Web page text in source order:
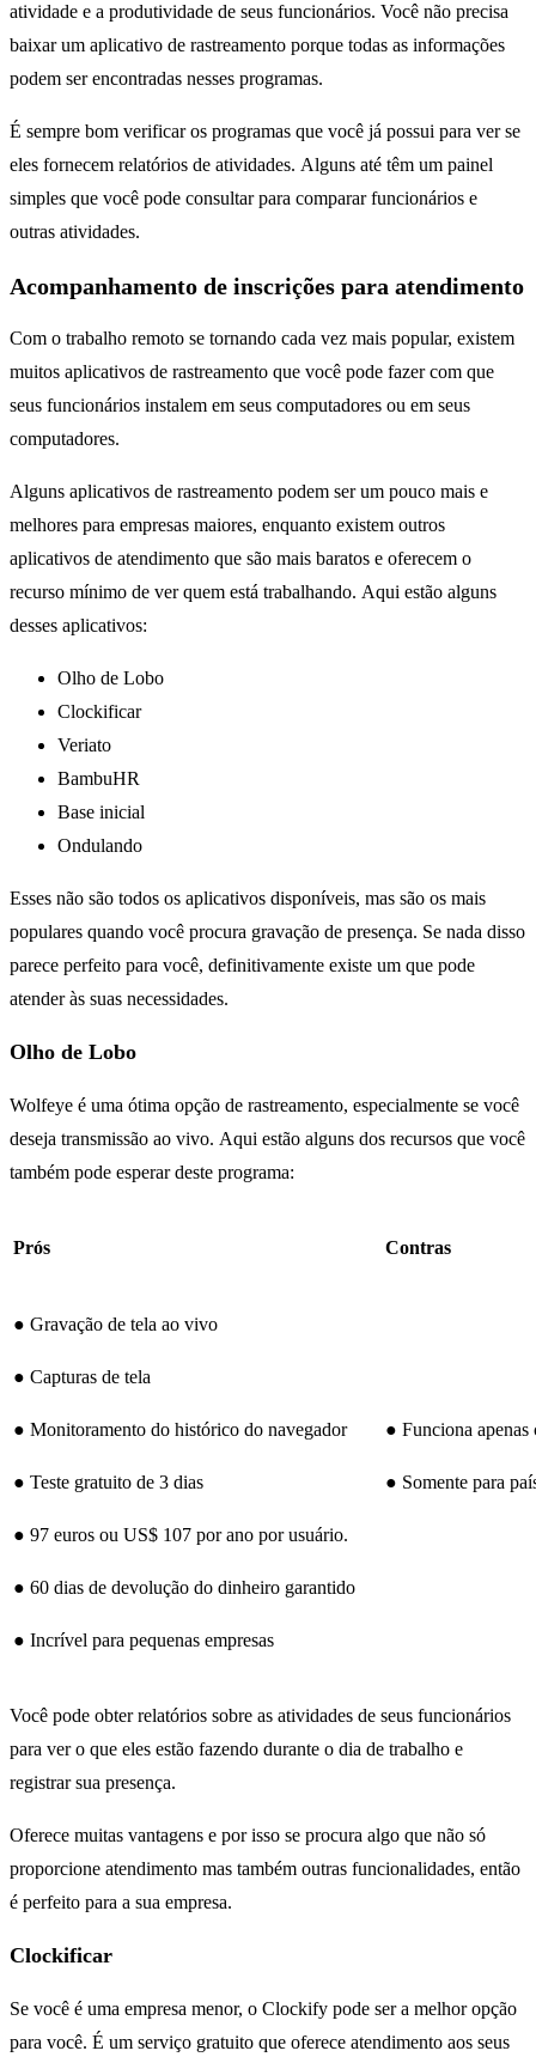
atividade e a produtividade de seus funcionários. Você não precisa
baixar um aplicativo de rastreamento porque todas as informações
podem ser encontradas nesses programas.
É sempre bom verificar os programas que você já possui para ver se
eles fornecem relatórios de atividades. Alguns até têm um painel
simples que você pode consultar para comparar funcionários e
outras atividades.
Acompanhamento de inscrições para atendimento
Com o trabalho remoto se tornando cada vez mais popular, existem
muitos aplicativos de rastreamento que você pode fazer com que
seus funcionários instalem em seus computadores ou em seus
computadores.
Alguns aplicativos de rastreamento podem ser um pouco mais e
melhores para empresas maiores, enquanto existem outros
aplicativos de atendimento que são mais baratos e oferecem o
recurso mínimo de ver quem está trabalhando. Aqui estão alguns
desses aplicativos:
Olho de Lobo
Clockificar
Veriato
BambuHR
Base inicial
Ondulando
Esses não são todos os aplicativos disponíveis, mas são os mais
populares quando você procura gravação de presença. Se nada disso
parece perfeito para você, definitivamente existe um que pode
atender às suas necessidades.
Olho de Lobo
Wolfeye é uma ótima opção de rastreamento, especialmente se você
deseja transmissão ao vivo. Aqui estão alguns dos recursos que você
também pode esperar deste programa:
Prós Contras
● Gravação de tela ao vivo
● Capturas de tela
● Monitoramento do histórico do navegador
● Teste gratuito de 3 dias
● 97 euros ou US$ 107 por ano por usuário.
● 60 dias de devolução do dinheiro garantido
● Incrível para pequenas empresas
● Funciona
● Somente para
Você pode obter relatórios sobre as atividades de seus funcionários
para ver o que eles estão fazendo durante o dia de trabalho e
registrar sua presença.
Oferece muitas vantagens e por isso se procura algo que não só
proporcione atendimento mas também outras funcionalidades, então
é perfeito para a sua empresa.
Clockificar
Se você é uma empresa menor, o Clockify pode ser a melhor opção
para você. É um serviço gratuito que oferece atendimento aos seus